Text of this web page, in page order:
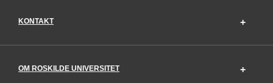
KONTAKT
OM ROSKILDE UNIVERSITET